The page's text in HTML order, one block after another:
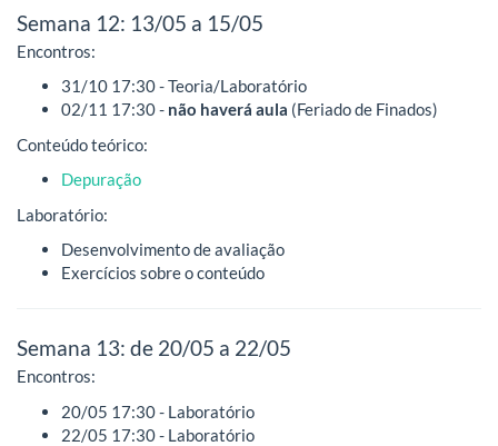
Semana 12: 13/05 a 15/05
Encontros:
31/10 17:30 - Teoria/Laboratório
02/11 17:30 - não haverá aula (Feriado de Finados)
Conteúdo teórico:
Depuração
Laboratório:
Desenvolvimento de avaliação
Exercícios sobre o conteúdo
Semana 13: de 20/05 a 22/05
Encontros:
20/05 17:30 - Laboratório
22/05 17:30 - Laboratório